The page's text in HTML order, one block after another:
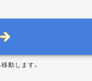
動します。